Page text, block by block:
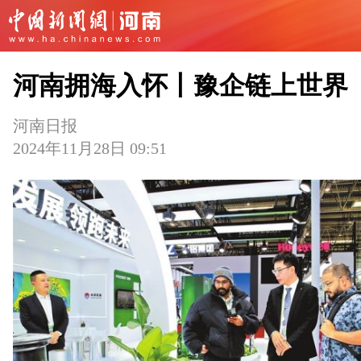
河南拥海入怀丨豫企链上世界
河南日报
2024年11月28日 09:51